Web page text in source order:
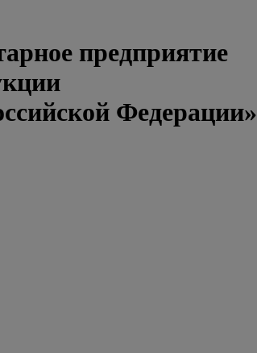
предприятие
Федерации»